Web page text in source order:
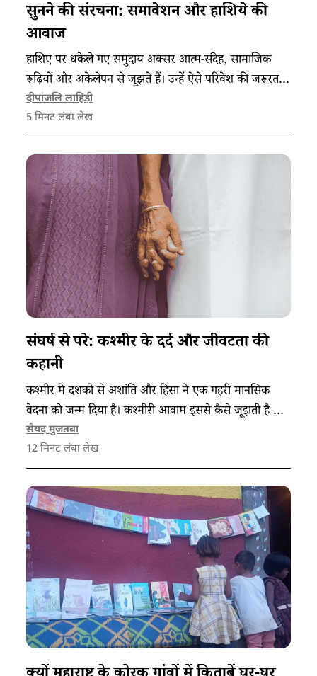
सुनने की संरचना: समावेशन और हाशिये की
आवाज
हाशिए पर धकेले गए समुदाय अक्सर आत्म-संदेह, सामाजिक
रूढ़ियों और अकेलेपन से जूझते हैं। उन्हें ऐसे परिवेश की जरूरत
है, जहां वे खुलकर अपनी बात रख पायें और उनकी आवाज
लगातार सुनी जाए।
दीपांजलि लाहिड़ी
5 मिनट लंबा लेख
संघर्ष से परे: कश्मीर के दर्द और जीवटता की
कहानी
कश्मीर में दशकों से अशांति और हिंसा ने एक गहरी मानसिक
वेदना को जन्म दिया है। कश्मीरी आवाम इससे कैसे जूझती है और
इस दिशा में कौन से कदम उठाये जाने चाहिए?
सैयद मुजतबा
12 मिनट लंबा लेख